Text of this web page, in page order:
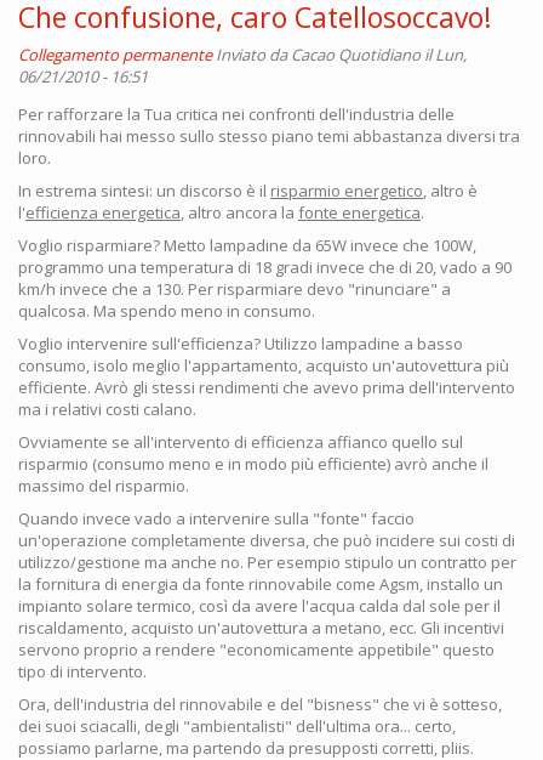
Che confusione, caro Catellosoccavo!
Collegamento permanente Inviato daCacao Quotidiano il Lun,
06/21/2010 - 16:51
Per rafforzare la Tua critica nei confronti dell'industria delle
rinnovabili hai messo sullo stesso piano temi abbastanza diversi tra
loro.
In estrema sintesi: un discorso è il risparmio energetico , altro è
l'efficienza energetica , altro ancora la fonte energetica.
Voglio risparmiare? Metto lampadine da 65W invece che 100W,
programmo una temperatura di 18 gradi invece che di 20, vado a 90
km/h invece che a 130. Per risparmiare devo "rinunciare" a
qualcosa. Ma spendo meno in consumo.
Voglio intervenire sull'efficienza? Utilizzo lampadine a basso
consumo, isolo meglio l'appartamento, acquisto un'autovettura più
efficiente. Avrò gli stessi rendimenti che avevo prima dell'intervento
ma i relativi costi calano.
Ovviamente se all'intervento di efficienza affianco quello sul
risparmio (consumo meno e in modo più efficiente) avrò anche il
massimo del risparmio.
Quando invece vado a intervenire sulla "fonte" faccio
un'operazione completamente diversa, che può incidere sui costi di
utilizzo/gestione ma anche no. Per esempio stipulo un contratto per
la fornitura di energia da fonte rinnovabile come Agsm, installo un
impianto solare termico, così da avere l'acqua calda dal sole per il
riscaldamento, acquisto un'autovettura a metano, ecc. Gli incentivi
servono proprio a rendere "economicamente appetibile" questo
tipo di intervento.
Ora, dell'industria del rinnovabile e del "bisness" che vi è sotteso,
dei suoi sciacalli, degli "ambientalisti" dell'ultima ora... certo,
possiamo parlarne, ma partendo da presupposti corretti, pliis.